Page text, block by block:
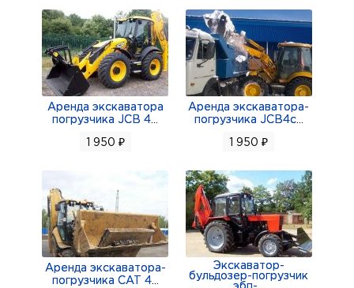
Аренда экскаватора
погрузчика JCB 4
1 950 ₽
Аренда экскаватора-
погрузчика JCB4c...
1 950 ₽
Аренда экскаватора-
погрузчика CAT 4...
Экскаватор-
бульдозер-погрузчик